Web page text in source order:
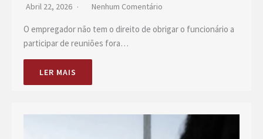
Abril 22, 2026 Nenhum Comentário
O empregador não tem o direito de obrigar o funcionário a
participar de reuniões fora…
LER MAIS